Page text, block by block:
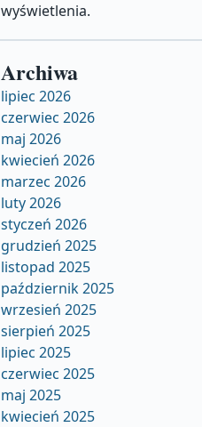
wyświetlenia.
Archiwa
lipiec 2026
czerwiec 2026
maj 2026
kwiecień 2026
marzec 2026
luty 2026
styczeń 2026
grudzień 2025
listopad 2025
październik 2025
wrzesień 2025
sierpień 2025
lipiec 2025
czerwiec 2025
maj 2025
kwiecień 2025